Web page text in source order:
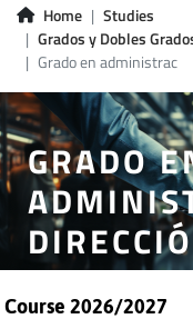
Home
Studies
Grados y Dobles
Grado en administrac
GRADO
Course 2026/2027